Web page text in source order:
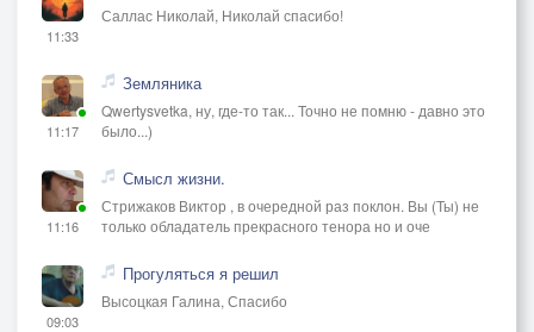
11:33
Саллас Николай, Николай спасибо!
11:17
Земляника
Qwertysvetka, ну, где-то так... Точно не помню - давно это
было...)
11:16
Смысл жизни.
Стрижаков Виктор , в очередной раз поклон. Вы (Ты) не
только обладатель прекрасного тенора но и оче
09:03
Прогуляться я решил
Высоцкая Галина, Спасибо